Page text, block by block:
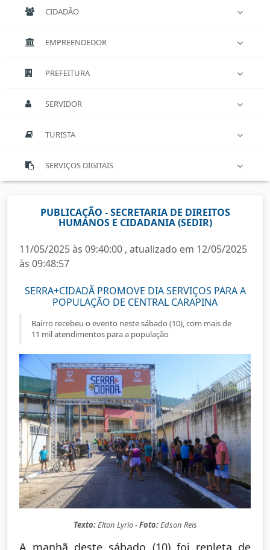
CIDADÃO
EMPREENDEDOR
PREFEITURA
SERVIDOR
TURISTA
SERVIÇOS DIGITAIS
PUBLICAÇÃO - SECRETARIA DE DIREITOS
HUMANOS E CIDADANIA (SEDIR)
11/05/2025 às 09:40:00 , atualizado em 12/05/2025
às 09:48:57
SERRA+CIDADÃ PROMOVE DIA SERVIÇOS PARA A
POPULAÇÃO DE CENTRAL CARAPINA
Bairro recebeu o evento neste sábado (10), com mais de
11 mil atendimentos para a população
Texto:Elton Lyrio -Foto:Edson Reis